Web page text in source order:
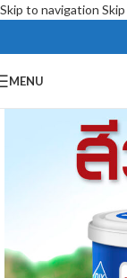
Skip to navigation
MENU